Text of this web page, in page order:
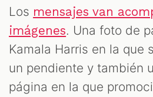
Los mensajes van
imágenes. Una foto de
Kamala Harris en la que
un pendiente y también
página en la que